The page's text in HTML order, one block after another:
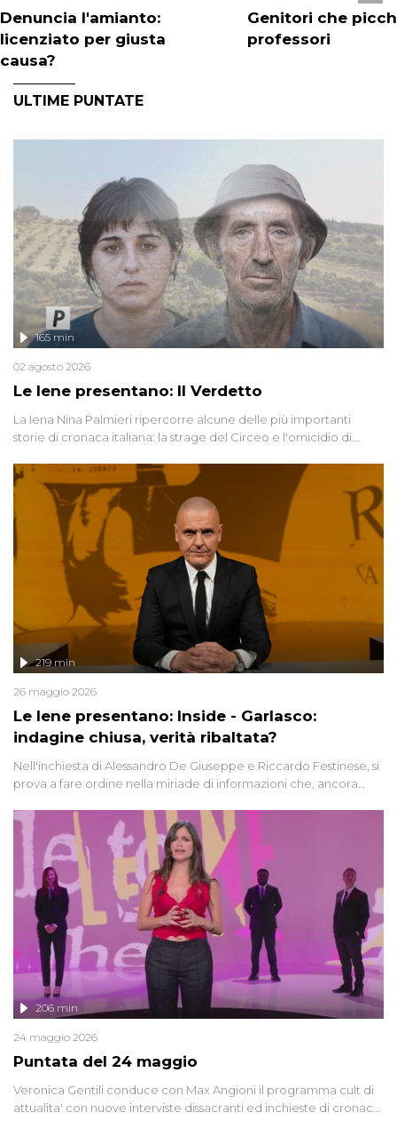
Denuncia l'amianto:
licenziato per giusta
causa?
Genitori che
professori
ULTIME PUNTATE
Le Iene presentano: Il Verdetto
165 min
02 agosto 2026
La Iena Nina Palmieri ripercorre alcune delle più importanti
storie di cronaca italiana: la strage del Circeo e l'omicidio di
Le Iene presentano: Inside - Garlasco:
indagine chiusa, verità ribaltata?
219 min
26 maggio 2026
Nell'inchiesta di Alessandro De Giuseppe e Riccardo Festinese, si
prova a fare ordine nella miriade di informazioni che, ancora
giudiziarie più discusse degli ultimi anni. Lo speciale ricostruisce la
vicenda mettendo in fila testimonianze, errori, dettagli
controversi e i protagonisti di un'indagine che sembra non avere
fine.
Puntata del 24 maggio
206 min
24 maggio 2026
Veronica Gentili conduce con Max Angioni il programma cult di
attualita' con nuove interviste dissacranti ed inchieste di cronaca